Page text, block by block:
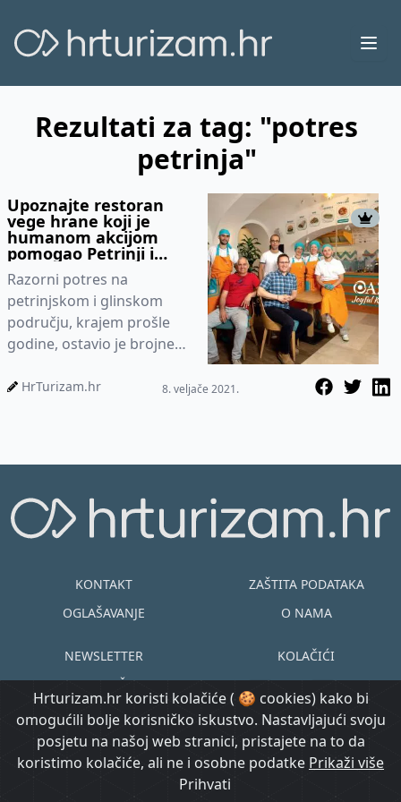
Rezultati za tag: "potres
petrinja"
Upoznajte restoran
vege hrane koji je
humanom akcijom
pomogao Petrinji i
okolici
Razorni potres na
petrinjskom i glinskom
području, krajem prošle
godine, ostavio je brojne
krova glavom. Posljedice
HrTurizam.hr 8. veljače 2021.
Hrturizam.hr koristi kolačiće ( 🍪 cookies) kako bi
omogućili bolje korisničko iskustvo. Nastavljajući svoju
posjetu na našoj web stranici, pristajete na to da
koristimo kolačiće, ali ne i osobne podatke Prikaži više
Prihvati
KONTAKT
OGLAŠAVANJE
ZAŠTITA PODATAKA
O NAMA
NEWSLETTER
UVJETI KORIŠTENJA
KOLAČIĆI
EN HR
© Copyright
2015.-2026.
@ Created by
Morgan Code
Prijavi se